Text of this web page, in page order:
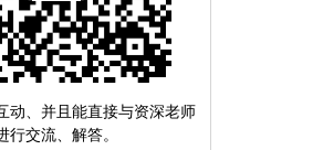
动、并且能直接与资深老师
行交流、解答。